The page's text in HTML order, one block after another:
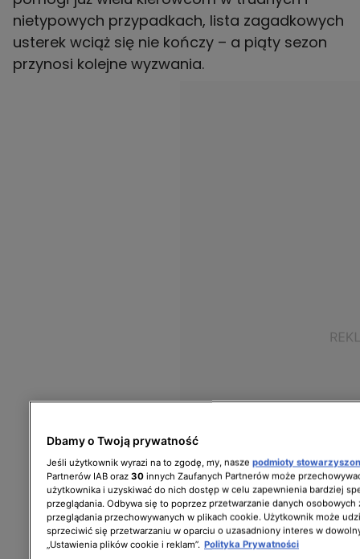
nietypowych przypadkach, lista zagadkowych
usterek wciąż się nie kończy – a piąty sezon
przynosi kolejne wyzwania.
Dbamy o Twoją prywatność
Jeśli użytkownik wyrazi na to zgodę, my, nasze podmioty
Partnerów IAB oraz 30 innych Zaufanych Partnerów może
użytkownika i uzyskiwać do nich dostęp w celu zapewnienia bardziej
przeglądania. Odbywa się to poprzez przetwarzanie danych osobowych
przeglądania przechowywanych w plikach cookie. Użytkownik może
sprzeciwić się przetwarzaniu w oparciu o uzasadniony interes w
„Ustawienia plików cookie i reklam”. Polityka Prywatności